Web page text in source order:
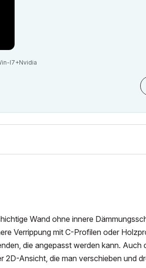
I7+Nvidia
Wand ohne innere
Verrippung mit C-Profilen oder
die angepasst werden kann. Auch
2D-Ansicht, die man verschieben und